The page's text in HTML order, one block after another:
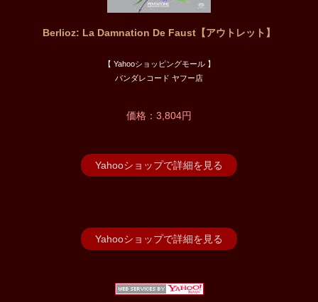
Berlioz: La Damnation De Faust【アウトレット】
【 Yahooショッピングモール 】
バンダレコード ヤフー店
価格：3,804円
Yahooショップで詳細を見る
Yahooショップで詳細を見る